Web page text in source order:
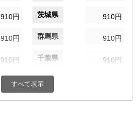
910円 茨城県 910円
910円 群馬県 910円
910円 千葉県 910円
910円 神奈川県
910円 富山県 910円
すべて表示